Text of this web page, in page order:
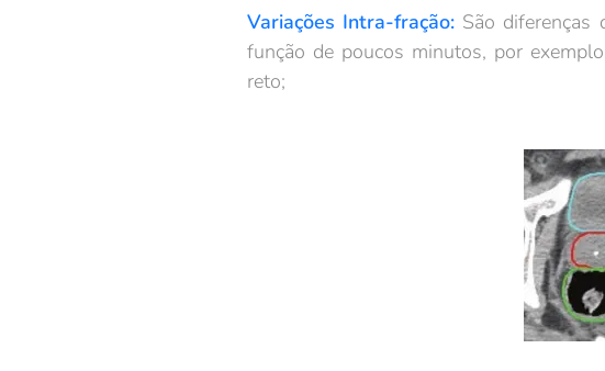
Variações Intra-fração:São diferenças
função de poucos minutos, por
reto;